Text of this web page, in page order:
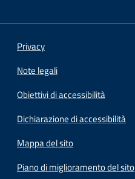
Privacy
Note legali
Obiettivi di accessibilità
Dichiarazione di accessibilità
Mappa del sito
Piano di miglioramento del sito